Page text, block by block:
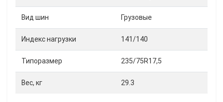
Вид шин Грузовые
Индекс нагрузки 141/140
Типоразмер 235/75R17,5
Вес, кг 29.3